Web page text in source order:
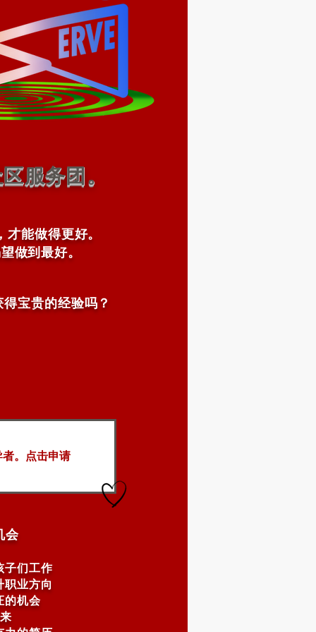
服务团。
能做得更好。
做到最好。
宝贵的经验吗？
。点击申请
会
子们工作
职业方向
的机会